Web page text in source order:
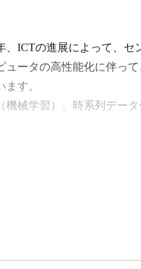
ICTの進展によって、セ
ータの高性能化に伴って
す。
械学習）、時系列デー
ターン認識、深層学習と
、読者がデータサイエン